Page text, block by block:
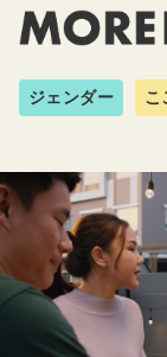
ジェンダー こ